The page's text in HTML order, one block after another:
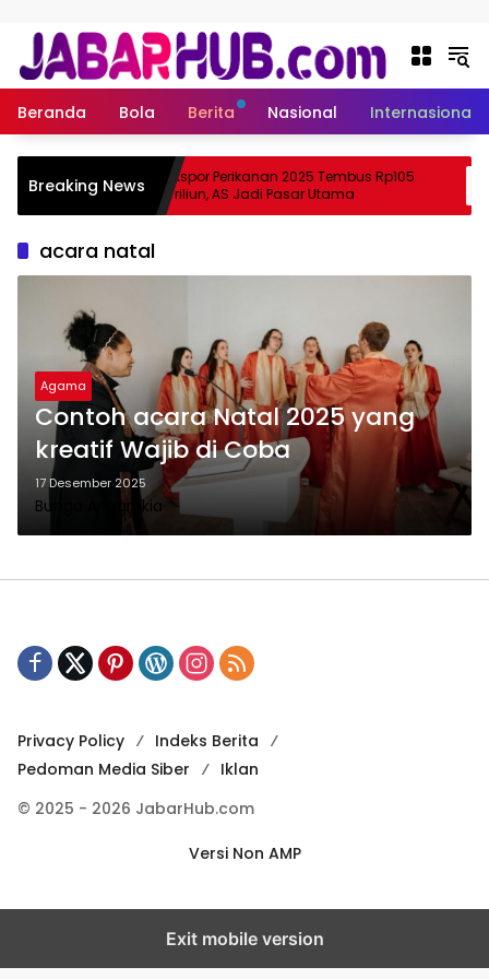
Beranda Bola Berita Nasional Internasional
Breaking News
Suzuki?
Ekspor Perikanan 2025 Tembus Rp105
Triliun, AS Jadi Pasar Utama
acara natal
Agama
Contoh acara Natal 2025 yang
kreatif Wajib di Coba
17 Desember 2025
Bunga Anggrekia
Privacy Policy
Indeks Berita
Pedoman Media Siber
Iklan
© 2025 - 2026 JabarHub.com
Versi Non AMP
Exit mobile version